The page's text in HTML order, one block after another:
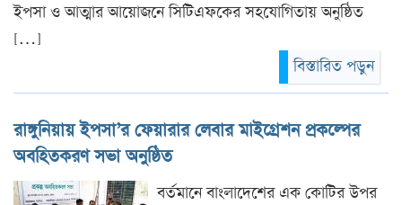
ইপসা ও আত্মার আয়োজনে সিটিএফকের সহযোগিতায় অনুষ্ঠিত
[…]
বিস্তারিত পড়ুন
রাঙ্গুনিয়ায় ইপসা’র ফেয়ারার লেবার মাইগ্রেশন প্রকল্পের
অবহিতকরণ সভা অনুষ্ঠিত
বর্তমানে বাংলাদেশের এক কোটির উপর